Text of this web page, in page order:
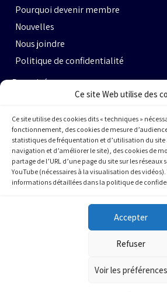
Ce site Web utilise des
Ce site utilise des cookies dits « techniques »
fonctionnement, des cookies de mesure
statistiques de fréquentation et d’utilisation du site
navigation et d’améliorer le site), des cookies de
partage de l’URL d’une page du site sur les
YouTube (nécessaires à la visualisation des
informations détaillées dans la politique de
Accepter
Refuser
Voir les préférences
Pourquoi devenir membre
Nouvelles
Nous joindre
Politique de confidentialité
Propulsé par :
Espace Ax.c #464
800 rue du Square-Victoria
Montréal (QC) H3C 0B4